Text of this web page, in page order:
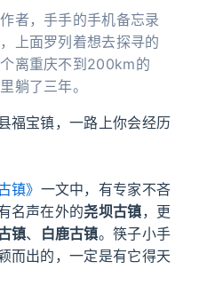
者，手手的手机备忘录
上面罗列着想去探寻的
离重庆不到200km的
躺了三年。
福宝镇，一路上你会经历
镇》 一文中，有专家不吝
名声在外的尧坝古镇，更
镇、 白鹿古镇。筷子小手
而出的，一定是有它得天